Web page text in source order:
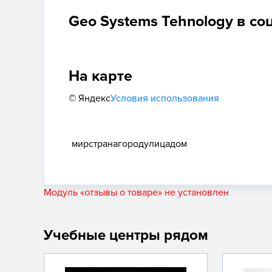
Geo Systems Tehnology в
На карте
© ЯндексУсловия использования
мирстранагородулицадом
Модуль «отзывы о товаре» не установлен
Учебные центры рядом